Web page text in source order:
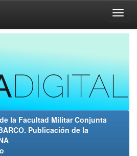
la Facultad Militar Conjunta
Publicación de la